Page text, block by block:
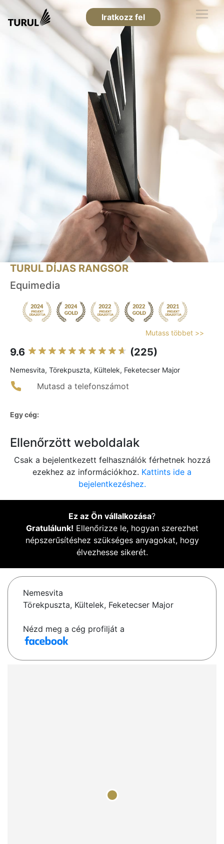
Iratkozz fel
TURUL DÍJAS RANGSOR
Equimedia
Mutass többet >>
9.6 (225)
Nemesvita, Törekpuszta, Kültelek, Feketecser Major
Mutasd a telefonszámot
Egy cég:
Ellenőrzött weboldalak
Csak a bejelentkezett felhasználók férhetnek hozzá
ezekhez az információkhoz. Kattints ide a
bejelentkezéshez.
Ez az Ön vállalkozása?
Gratulálunk! Ellenőrizze le, hogyan szerezhet
népszerűsítéshez szükséges anyagokat, hogy
élvezhesse sikerét.
Nemesvita
Törekpuszta, Kültelek, Feketecser Major
Nézd meg a cég profilját a